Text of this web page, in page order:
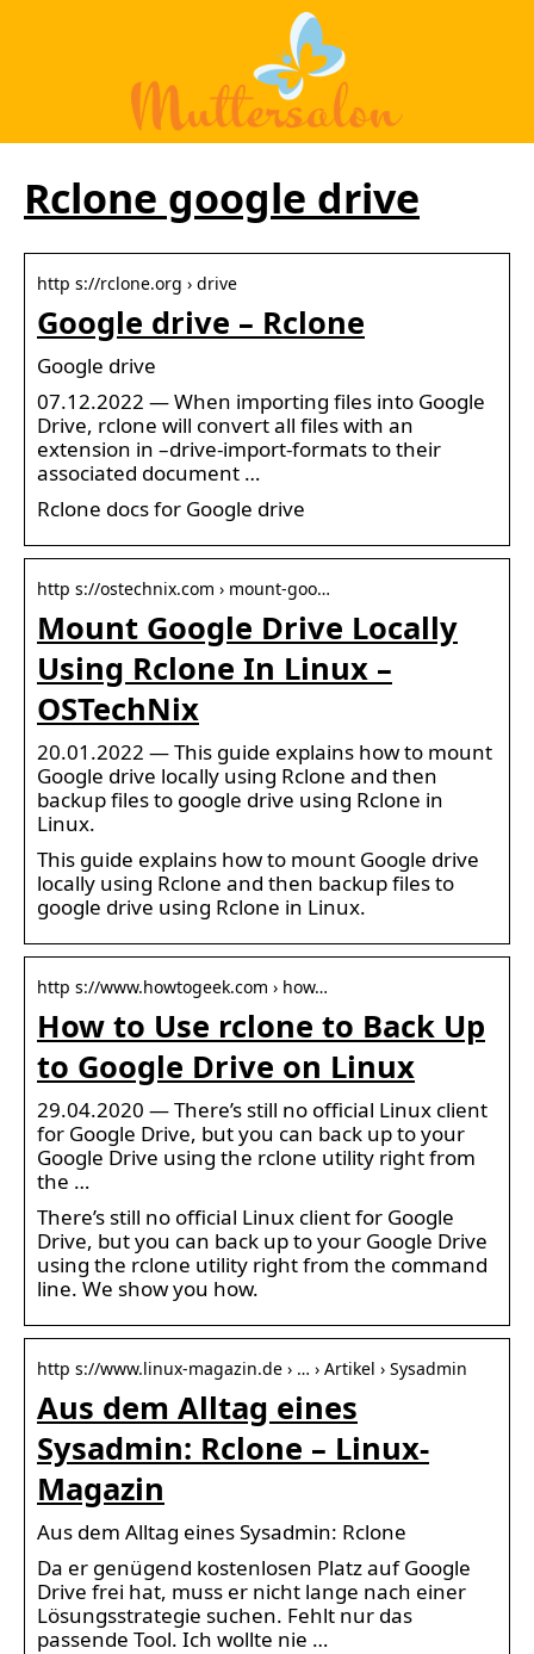
Rclone google drive
http s://rclone.org › drive
Google drive – Rclone
Google drive
07.12.2022 — When importing files into Google
Drive, rclone will convert all files with an
extension in –drive-import-formats to their
associated document …
Rclone docs for Google drive
http s://ostechnix.com › mount-goo…
Mount Google Drive Locally
Using Rclone In Linux –
OSTechNix
20.01.2022 — This guide explains how to mount
Google drive locally using Rclone and then
backup files to google drive using Rclone in
Linux.
This guide explains how to mount Google drive
locally using Rclone and then backup files to
google drive using Rclone in Linux.
http s://www.howtogeek.com › how…
How to Use rclone to Back Up
to Google Drive on Linux
29.04.2020 — There’s still no official Linux client
for Google Drive, but you can back up to your
Google Drive using the rclone utility right from
the …
There’s still no official Linux client for Google
Drive, but you can back up to your Google Drive
using the rclone utility right from the command
line. We show you how.
http s://www.linux-magazin.de › … › Artikel › Sysadmin
Aus dem Alltag eines
Sysadmin: Rclone – Linux-
Magazin
Aus dem Alltag eines Sysadmin: Rclone
Da er genügend kostenlosen Platz auf Google
Drive frei hat, muss er nicht lange nach einer
Lösungsstrategie suchen. Fehlt nur das
passende Tool. Ich wollte nie …